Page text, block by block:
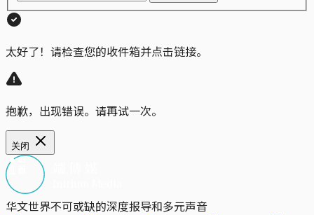
太好了！请检查您的收件箱并点击链接。
抱歉，出现错误。请再试一次。
关闭
华文世界不可或缺的深度报导和多元声音